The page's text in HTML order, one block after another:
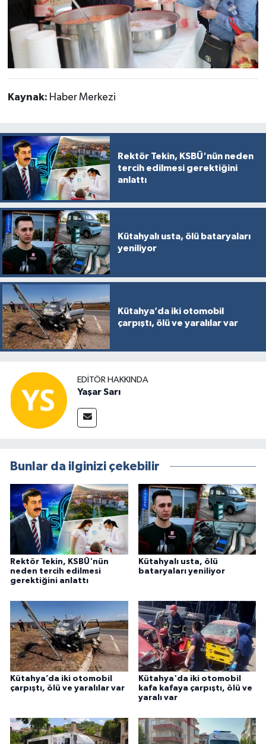
Kaynak: Haber Merkezi
Rektör Tekin, KSBÜ'nün neden
tercih edilmesi gerektiğini
anlattı
Kütahyalı usta, ölü bataryaları
yeniliyor
Kütahya’da iki otomobil
çarpıştı, ölü ve yaralılar var
EDITÖR HAKKINDA
Yaşar Sarı
Bunlar da ilginizi çekebilir
Rektör Tekin, KSBÜ'nün
neden tercih edilmesi
gerektiğini anlattı
Kütahyalı usta, ölü
bataryaları yeniliyor
Kütahya’da iki otomobil
çarpıştı, ölü ve yaralılar var
Kütahya'da iki otomobil
kafa kafaya çarpıştı, ölü ve
yaralı var